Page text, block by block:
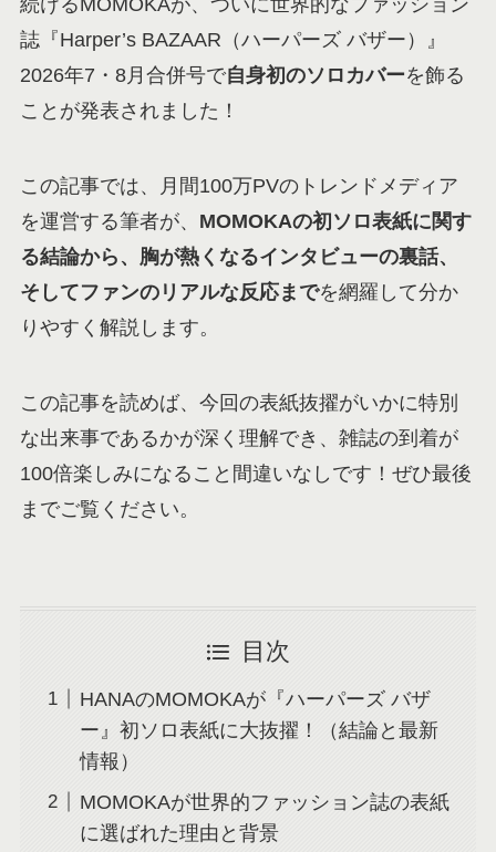
続けるMOMOKAが、ついに世界的なファッション
誌『Harper’s BAZAAR（ハーパーズ バザー）』
2026年7・8月合併号で自身初のソロカバーを飾る
ことが発表されました！
この記事では、月間100万PVのトレンドメディア
を運営する筆者が、 MOMOKAの初ソロ表紙に関す
る結論から、胸が熱くなるインタビューの裏話、
そしてファンのリアルな反応までを網羅して分か
りやすく解説します。
この記事を読めば、今回の表紙抜擢がいかに特別
な出来事であるかが深く理解でき、雑誌の到着が
100倍楽しみになること間違いなしです！ぜひ最後
までご覧ください。
目次
HANAのMOMOKAが『ハーパーズ バザ
ー』初ソロ表紙に大抜擢！（結論と最新
情報）
MOMOKAが世界的ファッション誌の表紙
に選ばれた理由と背景